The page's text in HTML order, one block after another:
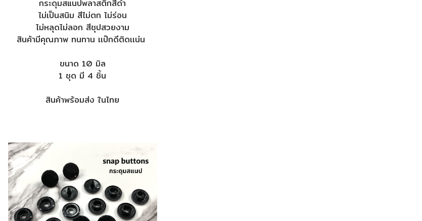
กระดุมสแนปพลาสติกสีดำ
ไม่เป็นสนิม สีไม่ตก ไม่ร่อน
ไม่หลุดไม่ลอก สีชุปสวยงาม
สินค้ามีคุณภาพ ทนทาน เเป๊กดีติดเเน่น
ขนาด 10 มิล
1 ชุด มี 4 ชิ้น
สินค้าพร้อมส่ง ในไทย